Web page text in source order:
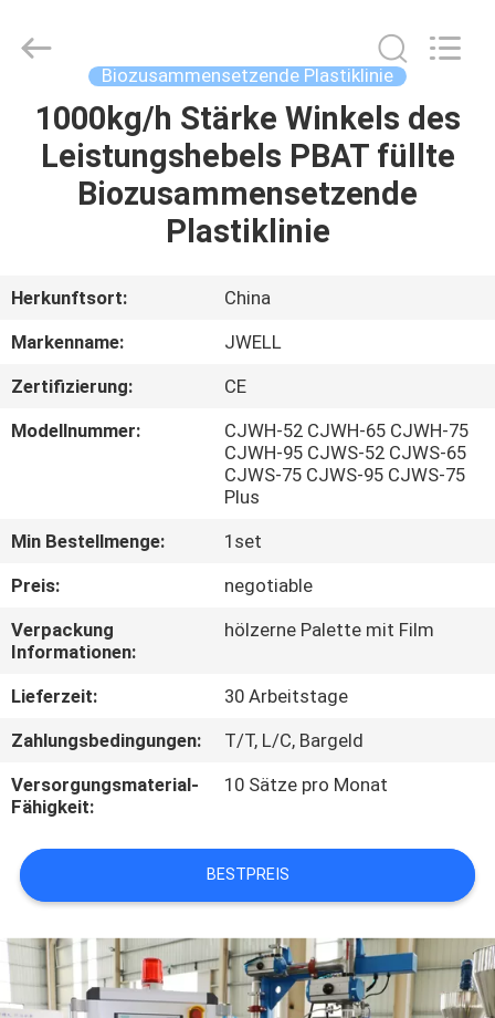
HAUS
PRODUKTE
UNS
AUSFLUG
QUALITÄTSKONTROLLE
TRETEN
SIE
MIT
UNS
IN
VERBINDUNG
NACHRICHTEN
FÄLLE
SITEMAP
TECHNOLOGY
CO.,LTD.
Biozusammensetzende Plastiklinie
1000kg/h Stärke Winkels des
Leistungshebels PBAT füllte
Biozusammensetzende
Plastiklinie
Herkunftsort:
China
Markenname:
JWELL
Zertifizierung:
CE
Modellnummer:
CJWH-52 CJWH-65 CJWH-75
CJWH-95 CJWS-52 CJWS-65
CJWS-75 CJWS-95 CJWS-75
Plus
Min Bestellmenge:
1set
Preis:
negotiable
Verpackung
Informationen:
hölzerne Palette mit Film
Lieferzeit:
30 Arbeitstage
Zahlungsbedingungen:
T/T, L/C, Bargeld
Versorgungsmaterial-
Fähigkeit:
10 Sätze pro Monat
BESTPREIS